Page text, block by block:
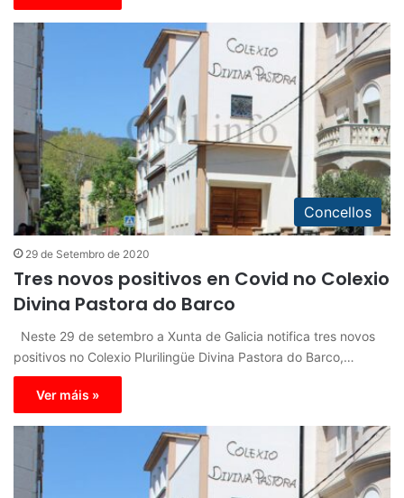
Concellos
29 de Setembro de 2020
Tres novos positivos en Covid no Colexio
Divina Pastora do Barco
Neste 29 de setembro a Xunta de Galicia notifica tres novos
positivos no Colexio Plurilingüe Divina Pastora do Barco,…
Ver máis »